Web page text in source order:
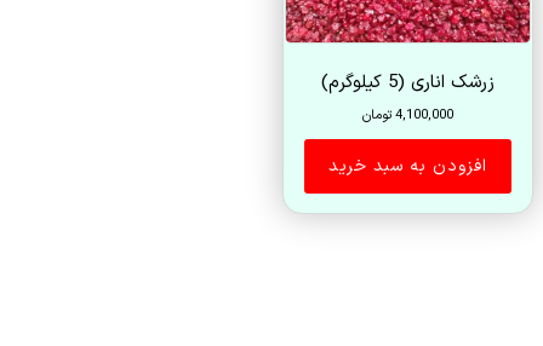
زرشک اناری (5 کیلوگرم)
4,100,000تومان
افزودن به سبد خرید